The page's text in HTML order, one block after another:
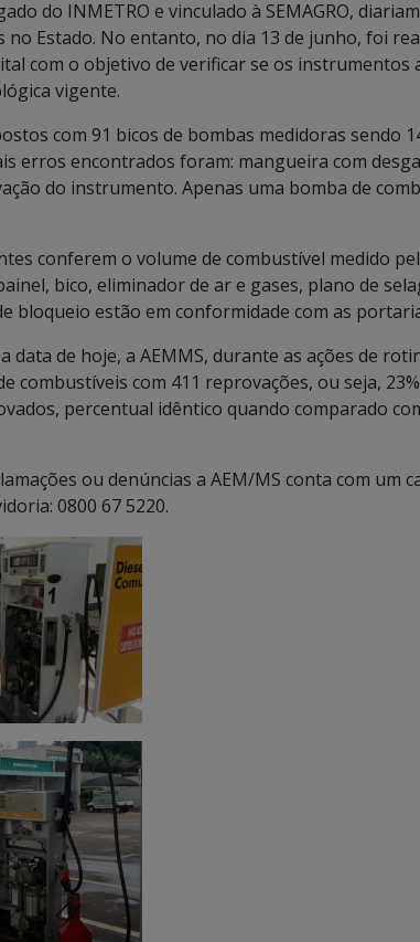
do INMETRO e vinculado à SEMAGRO,
no Estado. No entanto, no dia 13 de junho, foi
com o objetivo de verificar se os instrumentos
vigente.
com 91 bicos de bombas medidoras sendo
erros encontrados foram: mangueira com
do instrumento. Apenas uma bomba de
conferem o volume de combustível medido
bico, eliminador de ar e gases, plano de
bloqueio estão em conformidade com as
data de hoje, a AEMMS, durante as ações de
combustíveis com 411 reprovações, ou seja,
percentual idêntico quando comparado
ou denúncias a AEM/MS conta com um
0800 67 5220.